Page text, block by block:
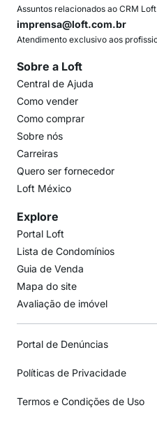
Assuntos relacionados ao CRM Loft
imprensa@loft.com.br
Atendimento exclusivo aos
Sobre a Loft
Central de Ajuda
Como vender
Como comprar
Sobre nós
Carreiras
Quero ser fornecedor
Loft México
Explore
Portal Loft
Lista de Condomínios
Guia de Venda
Mapa do site
Avaliação de imóvel
Portal de Denúncias
Políticas de Privacidade
Termos e Condições de Uso